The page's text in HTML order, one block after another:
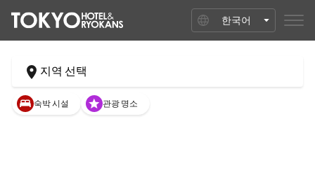
한국어
지역 선택
숙박 시설 관광 명소